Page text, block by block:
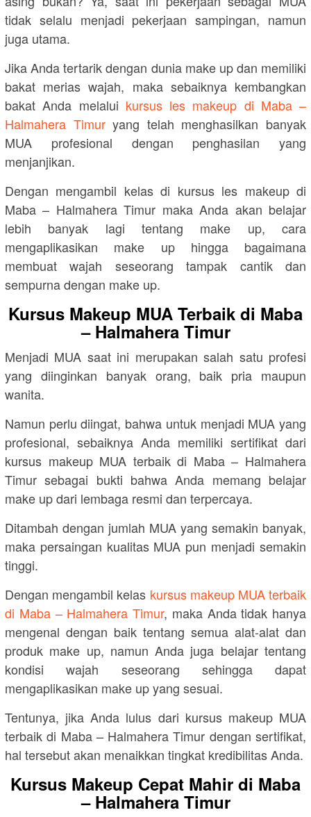
tidak selalu menjadi pekerjaan sampingan, namun
juga utama.
Jika Anda tertarik dengan dunia make up dan memiliki
bakat merias wajah, maka sebaiknya kembangkan
bakat Anda melalui kursus les makeup di Maba –
Halmahera Timuryang telah menghasilkan banyak
MUA profesional dengan penghasilan yang
menjanjikan.
Dengan mengambil kelas di kursus les makeup di
Maba – Halmahera Timur maka Anda akan belajar
lebih banyak lagi tentang make up, cara
mengaplikasikan make up hingga bagaimana
membuat wajah seseorang tampak cantik dan
sempurna dengan make up.
Kursus Makeup MUA Terbaik di Maba
– Halmahera Timur
Menjadi MUA saat ini merupakan salah satu profesi
yang diinginkan banyak orang, baik pria maupun
wanita.
Namun perlu diingat, bahwa untuk menjadi MUA yang
profesional, sebaiknya Anda memiliki sertifikat dari
kursus makeup MUA terbaik di Maba – Halmahera
Timur sebagai bukti bahwa Anda memang belajar
make up dari lembaga resmi dan terpercaya.
Ditambah dengan jumlah MUA yang semakin banyak,
maka persaingan kualitas MUA pun menjadi semakin
tinggi.
Dengan mengambil kelas kursus makeup MUA terbaik
di Maba – Halmahera Timur, maka Anda tidak hanya
mengenal dengan baik tentang semua alat-alat dan
produk make up, namun Anda juga belajar tentang
kondisi wajah seseorang sehingga dapat
mengaplikasikan make up yang sesuai.
Tentunya, jika Anda lulus dari kursus makeup MUA
terbaik di Maba – Halmahera Timur dengan sertifikat,
hal tersebut akan menaikkan tingkat kredibilitas Anda.
Kursus Makeup Cepat Mahir di Maba
– Halmahera Timur